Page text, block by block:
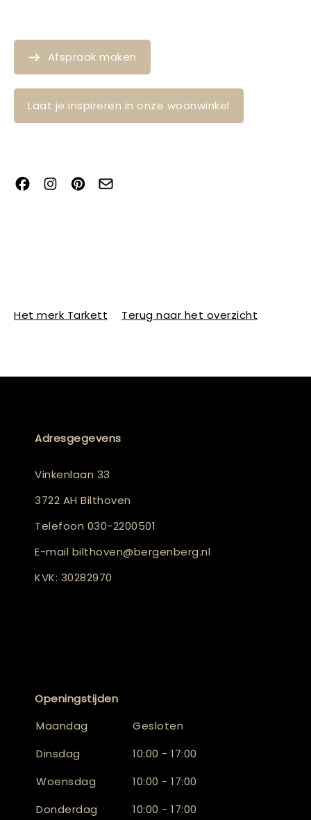
Afspraak maken
Laat je inspireren in onze woonwinkel
Het merk Tarkett Terug naar het overzicht
Adresgegevens
Vinkenlaan 33
3722 AH Bilthoven
Telefoon 030-2200501
E-mail bilthoven@bergenberg.nl
KVK: 30282970
Openingstijden
Maandag
Gesloten
Dinsdag
10:00 - 17:00
Woensdag
10:00 - 17:00
Donderdag
10:00 - 17:00